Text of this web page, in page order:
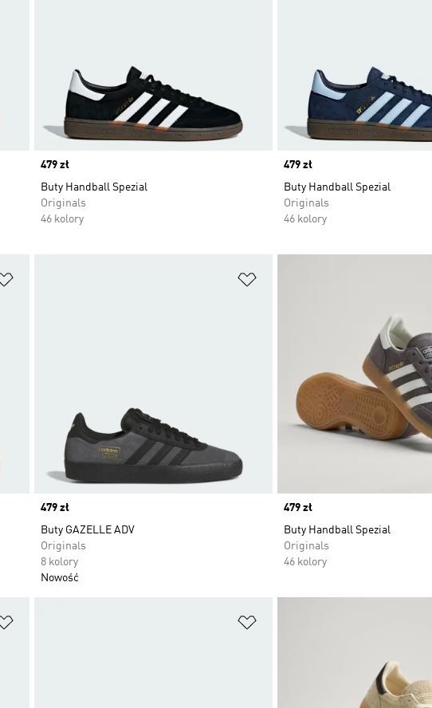
Price
479 zł
Buty Handball Spezial
Originals
46 kolory
Price
479 zł
Buty Handball Spezial
Originals
46 kolory
Price
479 zł
Buty GAZELLE ADV
Originals
8 kolory
Nowość
Price
479 zł
Buty Handball Spezial
Originals
46 kolory